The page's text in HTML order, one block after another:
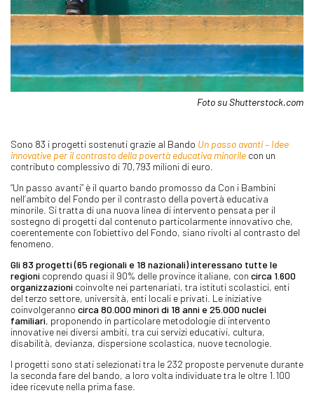
Foto su Shutterstock.com
Sono 83 i progetti sostenuti grazie al Bando Un passo avanti – Idee
innovative per il contrasto della povertà educativa minorile con un
contributo complessivo di 70,793 milioni di euro.
“Un passo avanti” è il quarto bando promosso da Con i Bambini
nell’ambito del Fondo per il contrasto della povertà educativa
minorile. Si tratta di una nuova linea di intervento pensata per il
sostegno di progetti dal contenuto particolarmente innovativo che,
coerentemente con l’obiettivo del Fondo, siano rivolti al contrasto del
fenomeno.
Gli 83 progetti (65 regionali e 18 nazionali) interessano tutte le
regioni coprendo quasi il 90% delle province italiane, con circa 1.600
organizzazioni coinvolte nei partenariati, tra istituti scolastici, enti
del terzo settore, università, enti locali e privati. Le iniziative
coinvolgeranno circa 80.000 minori di 18 anni e 25.000 nuclei
familiari, proponendo in particolare metodologie di intervento
innovative nei diversi ambiti, tra cui servizi educativi, cultura,
disabilità, devianza, dispersione scolastica, nuove tecnologie.
I progetti sono stati selezionati tra le 232 proposte pervenute durante
la seconda fare del bando, a loro volta individuate tra le oltre 1.100
idee ricevute nella prima fase.